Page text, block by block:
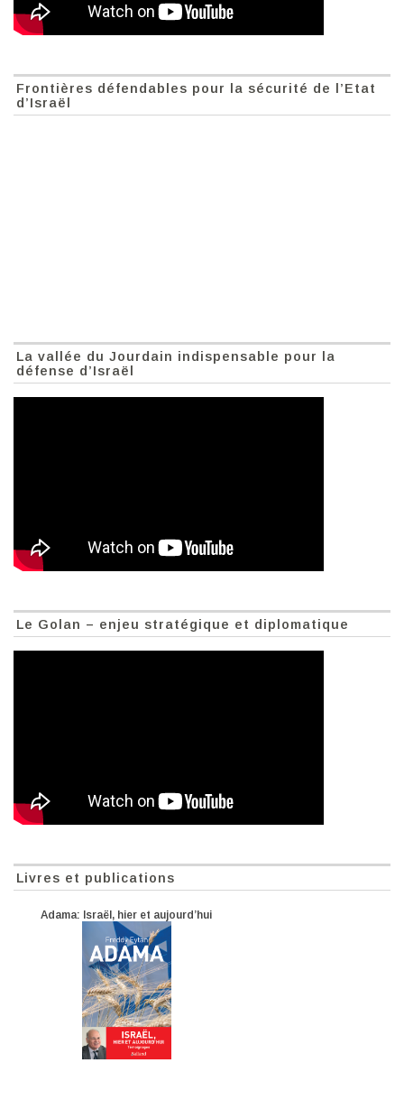
Frontières défendables pour la sécurité de l’Etat
d’Israël
La vallée du Jourdain indispensable pour la
défense d’Israël
Le Golan – enjeu stratégique et diplomatique
Livres et publications
Adama: Israël, hier et aujourd’hui